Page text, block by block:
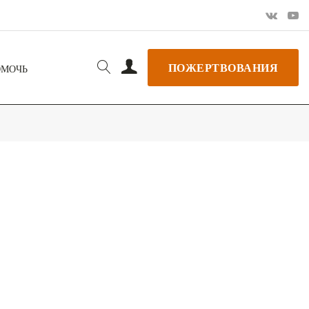
ПОЖЕРТВОВАНИЯ